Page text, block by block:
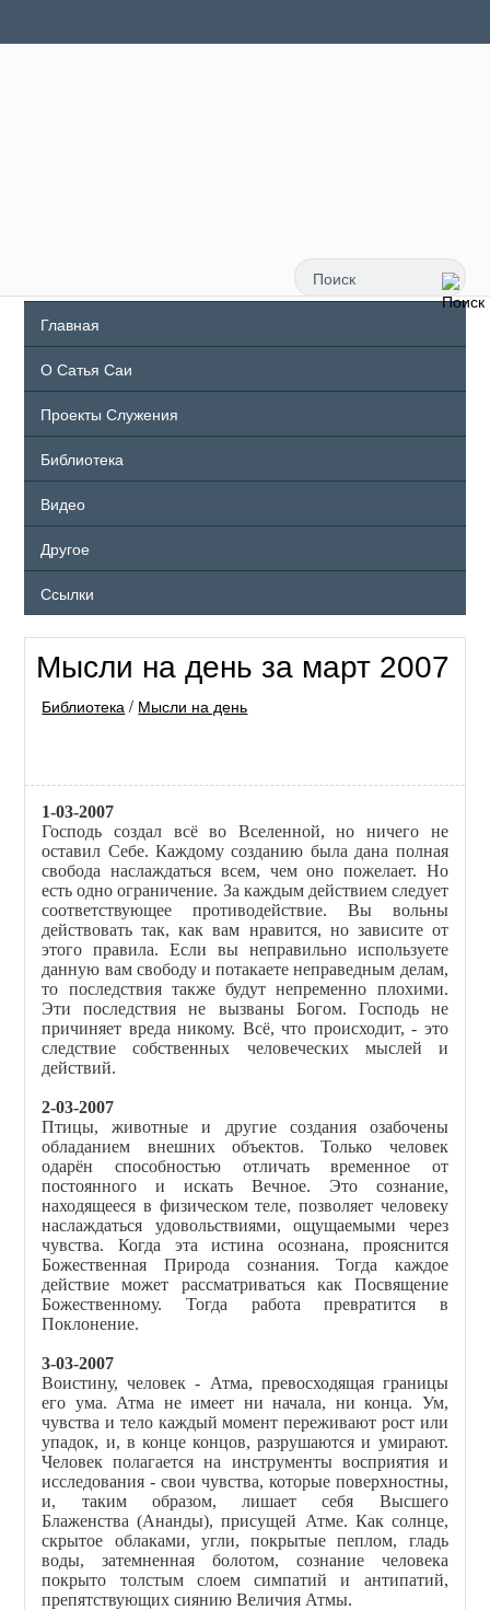
Главная
О Сатья Саи
Проекты Служения
Библиотека
Видео
Другое
Ссылки
Мысли на день за март 2007
Библиотека / Мысли на день
1-03-2007
Господь создал всё во Вселенной, но ничего не
оставил Себе. Каждому созданию была дана полная
свобода наслаждаться всем, чем оно пожелает. Но
есть одно ограничение. За каждым действием следует
соответствующее противодействие. Вы вольны
действовать так, как вам нравится, но зависите от
этого правила. Если вы неправильно используете
данную вам свободу и потакаете неправедным делам,
то последствия также будут непременно плохими.
Эти последствия не вызваны Богом. Господь не
причиняет вреда никому. Всё, что происходит, - это
следствие собственных человеческих мыслей и
действий.
2-03-2007
Птицы, животные и другие создания озабочены
обладанием внешних объектов. Только человек
одарён способностью отличать временное от
постоянного и искать Вечное. Это сознание,
находящееся в физическом теле, позволяет человеку
наслаждаться удовольствиями, ощущаемыми через
чувства. Когда эта истина осознана, прояснится
Божественная Природа сознания. Тогда каждое
действие может рассматриваться как Посвящение
Божественному. Тогда работа превратится в
Поклонение.
3-03-2007
Воистину, человек - Атма, превосходящая границы
его ума. Атма не имеет ни начала, ни конца. Ум,
чувства и тело каждый момент переживают рост или
упадок, и, в конце концов, разрушаются и умирают.
Человек полагается на инструменты восприятия и
исследования - свои чувства, которые поверхностны,
и, таким образом, лишает себя Высшего
Блаженства (Ананды), присущей Атме. Как солнце,
скрытое облаками, угли, покрытые пеплом, гладь
воды, затемненная болотом, сознание человека
покрыто толстым слоем симпатий и антипатий,
препятствующих сиянию Величия Атмы.